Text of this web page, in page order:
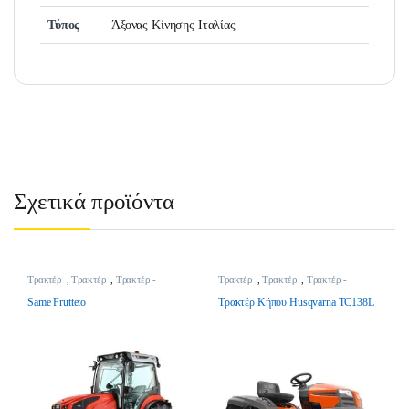
Τύπος Άξονας Κίνησης Ιταλίας
Σχετικά προϊόντα
Τρακτέρ ,Τρακτέρ
Τρακτέρ -
Same Frutteto
Τρακτέρ ,Τρακτέρ
Τρακτέρ -
Τρακτέρ Κήπου Husqvarna TC138L